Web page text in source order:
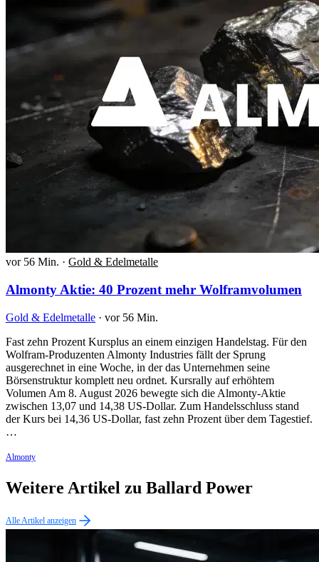
vor 56 Min. · Gold & Edelmetalle
Almonty Aktie: 40 Prozent mehr Wolframvolumen
Gold & Edelmetalle · vor 56 Min.
Fast zehn Prozent Kursplus an einem einzigen Handelstag. Für den
Wolfram-Produzenten Almonty Industries fällt der Sprung
ausgerechnet in eine Woche, in der das Unternehmen seine
Börsenstruktur komplett neu ordnet. Kursrally auf erhöhtem
Volumen Am 8. August 2026 bewegte sich die Almonty-Aktie
zwischen 13,07 und 14,38 US-Dollar. Zum Handelsschluss stand
der Kurs bei 14,36 US-Dollar, fast zehn Prozent über dem Tagestief.
…
Almonty
Weitere Artikel zu Ballard Power
Alle Artikel anzeigen